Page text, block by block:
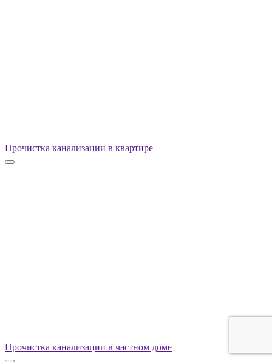
Прочистка канализации в квартире
Прочистка канализации в частном доме